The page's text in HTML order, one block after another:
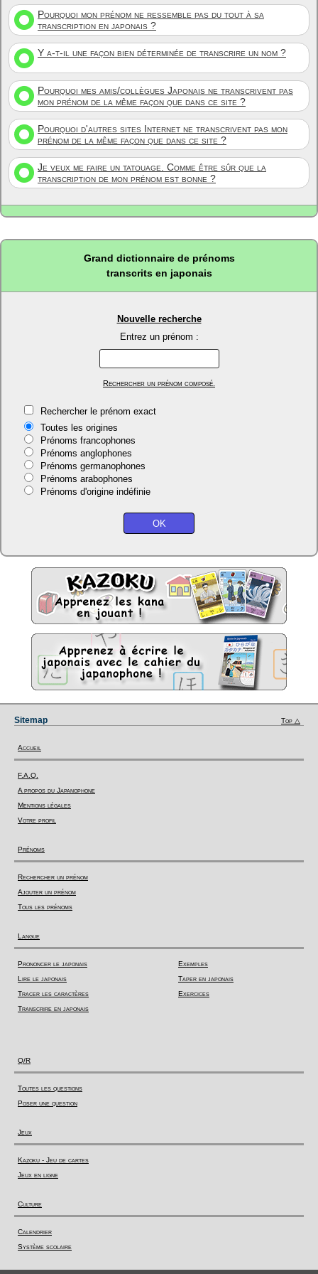
Pourquoi mon prénom ne ressemble pas du tout à sa
transcription en japonais ?
Y a-t-il une façon bien déterminée de transcrire un nom ?
Pourquoi mes amis/collègues Japonais ne transcrivent pas
mon prénom de la même façon que dans ce site ?
Pourquoi d'autres sites Internet ne transcrivent pas mon
prénom de la même façon que dans ce site ?
Je veux me faire un tatouage. Comme être sûr que la
transcription de mon prénom est bonne ?
Grand dictionnaire de prénoms
transcrits en japonais
Nouvelle recherche
Entrez un prénom :
Rechercher un prénom composé.
Rechercher le prénom exact
Toutes les origines
Prénoms francophones
Prénoms anglophones
Prénoms germanophones
Prénoms arabophones
Prénoms d'origine indéfinie
Sitemap Top △
Accueil
F.A.Q.
A propos du Japanophone
Mentions légales
Votre profil
Prénoms
Rechercher un prénom
Ajouter un prénom
Tous les prénoms
Langue
Prononcer le japonais
Lire le japonais
Tracer les caractères
Transcrire en japonais
Exemples
Taper en japonais
Exercices
Q/R
Toutes les questions
Poser une question
Jeux
Kazoku - Jeu de cartes
Jeux en ligne
Culture
Calendrier
Système scolaire